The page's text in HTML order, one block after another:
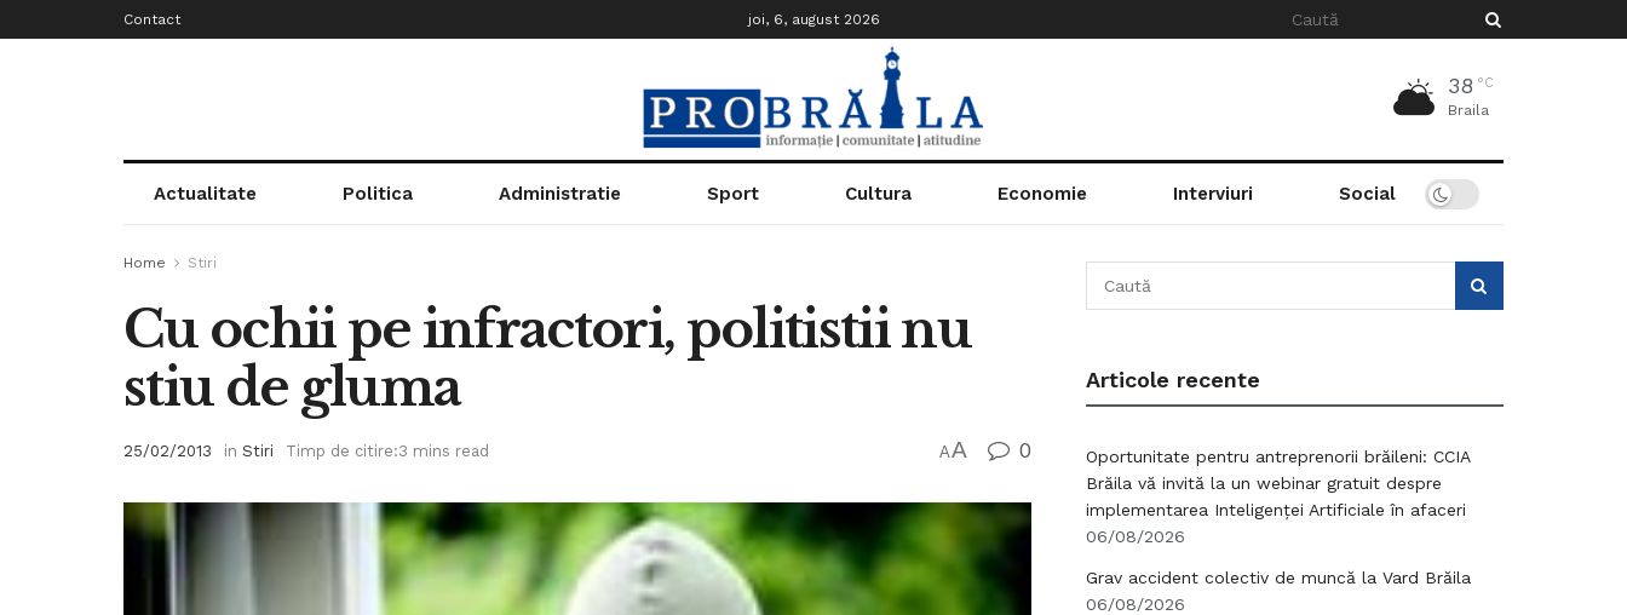
Contact joi, 6, august 2026
38 °C
Braila
Actualitate Politica Administratie Sport Cultura Economie Interviuri Social
Home Stiri
Cu ochii pe infractori, politistii nu
stiu de gluma
25/02/2013 in Stiri Timp de citire:3 mins read AA 0
Articole recente
Oportunitate pentru antreprenorii brăileni: CCIA
Brăila vă invită la un webinar gratuit despre
implementarea Inteligenței Artificiale în afaceri
06/08/2026
Grav accident colectiv de muncă la Vard Brăila
06/08/2026